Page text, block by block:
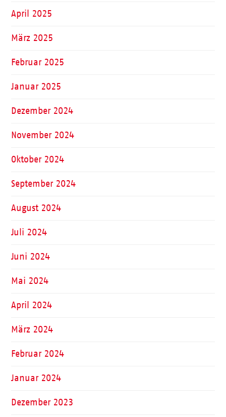
April 2025
März 2025
Februar 2025
Januar 2025
Dezember 2024
November 2024
Oktober 2024
September 2024
August 2024
Juli 2024
Juni 2024
Mai 2024
April 2024
März 2024
Februar 2024
Januar 2024
Dezember 2023